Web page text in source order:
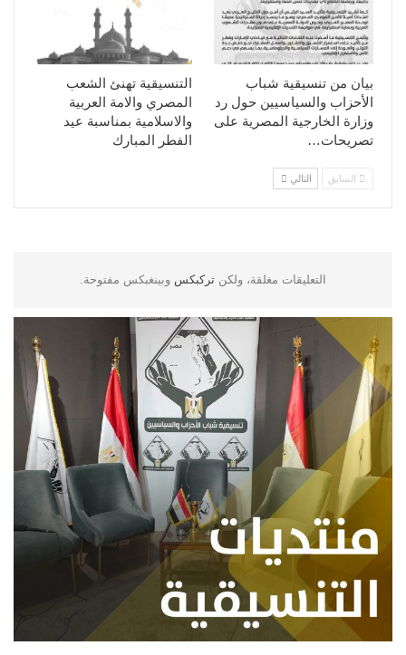
التنسيقية تهنئ الشعب
المصري والامة العربية
والاسلامية بمناسبة عيد
الفطر المبارك
بيان من تنسيقية شباب
الأحزاب والسياسيين حول رد
وزارة الخارجية المصرية على
تصريحات…
السابق التالي
التعليقات مغلقة، ولكن تركبكس وبينغبكس مفتوحة.